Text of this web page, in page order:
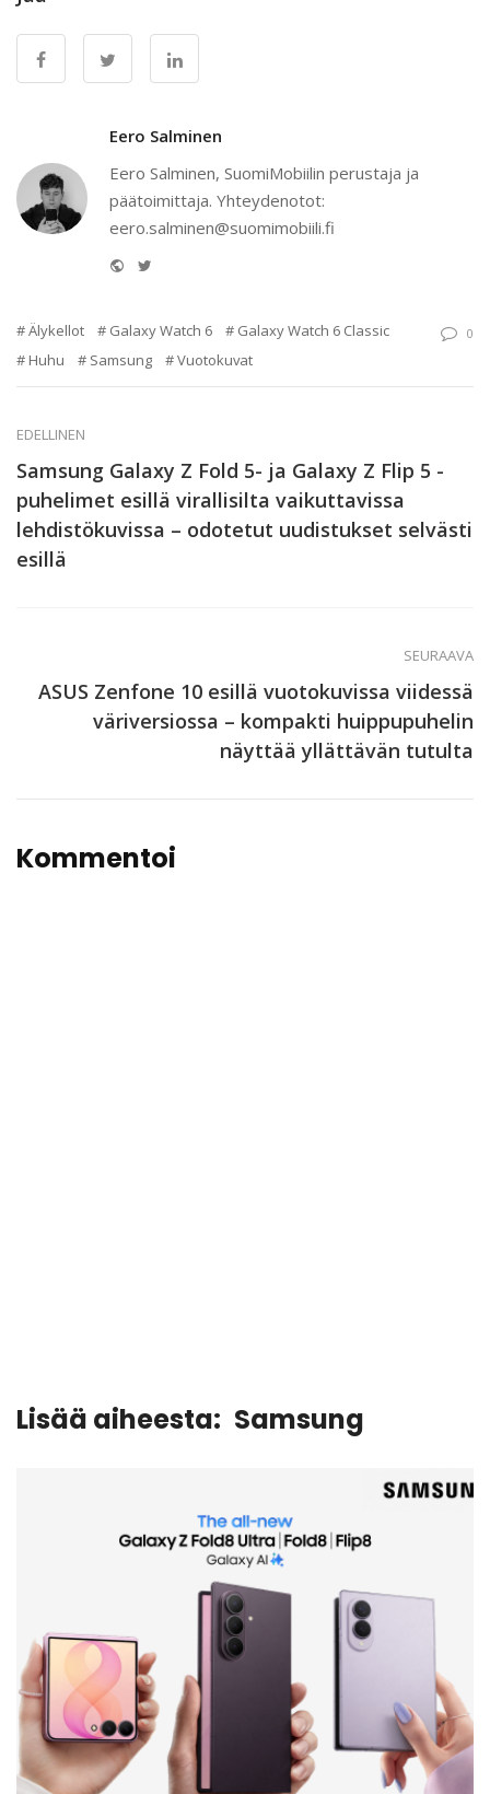
Eero Salminen
Eero Salminen, SuomiMobiilin perustaja ja
päätoimittaja. Yhteydenotot:
eero.salminen@suomimobiili.fi
Website
Älykellot Galaxy Watch 6
Galaxy Watch 6 Classic
Huhu
Samsung Vuotokuvat
0
EDELLINEN
Samsung Galaxy Z Fold 5- ja Galaxy Z Flip 5 -
puhelimet esillä virallisilta vaikuttavissa
lehdistökuvissa – odotetut uudistukset selvästi
esillä
SEURAAVA
ASUS Zenfone 10 esillä vuotokuvissa viidessä
väriversiossa – kompakti huippupuhelin
näyttää yllättävän tutulta
Kommentoi
Lisää aiheesta: Samsung